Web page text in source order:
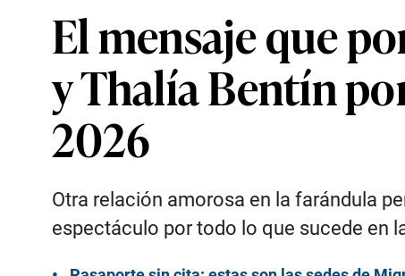
El mensaje que
y Thalía Bentín
2026
Otra relación amorosa en la farándula
espectáculo por todo lo que sucede en